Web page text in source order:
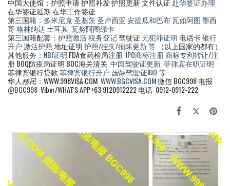
在华签证延期 在华工作签证
第三国籍： 多米尼克圣基茨圣卢西亚安提瓜和巴布瓦如阿图墨西
哥格林纳达 土耳其 瓦努阿图绿卡
第三国籍配套： 护照激活税务登记驾驶证无犯罪证明 电话卡银行
开户激活护照地址证明护照/挂失/损坏更新等 （以上国家的都有）
其他服务： NBI证明 FDA食药检局注册 IPO商标注册商标专利转让/注
册BOQ防疫局证明 BOC海关清关 中国驾驶证更新 菲律宾在职证明
菲律宾银行贷款菲律宾银行开户 国际驾驶证IDD等
华人移民 ：WWW.998VISA.COM WWW.BGCVISA.COM微信 BGC998 电报
@BGC998 Viber/WHAT'S APP+63 9120912222 电话 0912-0912-222